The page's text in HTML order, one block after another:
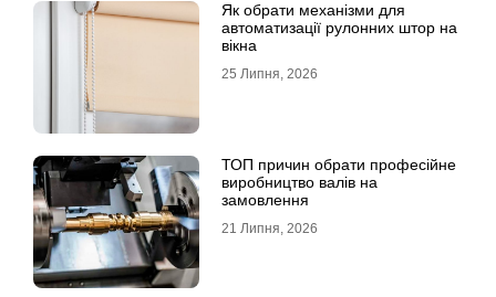
Як обрати механізми для
автоматизації рулонних штор на
вікна
25 Липня, 2026
ТОП причин обрати професійне
виробництво валів на
замовлення
21 Липня, 2026